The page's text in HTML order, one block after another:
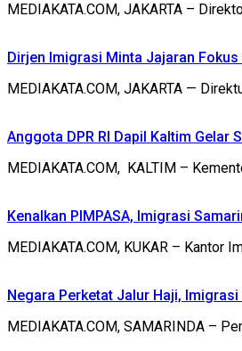
MEDIAKATA.COM, JAKARTA –
Dirjen Imigrasi Minta Jajaran
MEDIAKATA.COM, JAKARTA —
Anggota DPR RI Dapil Kaltim Gelar
MEDIAKATA.COM, KALTIM –
Kenalkan PIMPASA, Imigrasi
MEDIAKATA.COM, KUKAR – Kantor
Negara Perketat Jalur Haji,
MEDIAKATA.COM, SAMARINDA –